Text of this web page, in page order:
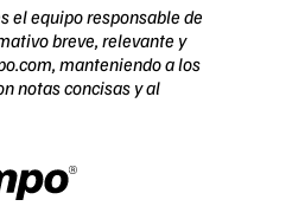
el equipo responsable de
breve, relevante y
manteniendo a los
notas concisas y al